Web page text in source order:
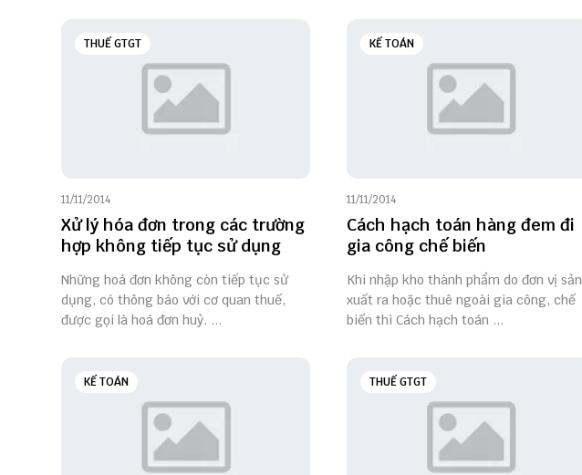
THUẾ GTGT
11/11/2014
Xử lý hóa đơn trong các trường
hợp không tiếp tục sử dụng
Những hoá đơn không còn tiếp tục sử
dụng, có thông báo với cơ quan thuế,
được gọi là hoá đơn huỷ. ...
KẾ TOÁN
11/11/2014
Cách hạch toán hàng đem đi
gia công chế biến
Khi nhập kho thành phẩm do đơn vị sản
xuất ra hoặc thuê ngoài gia công, chế
biến thì Cách hạch toán ...
KẾ TOÁN THUẾ GTGT